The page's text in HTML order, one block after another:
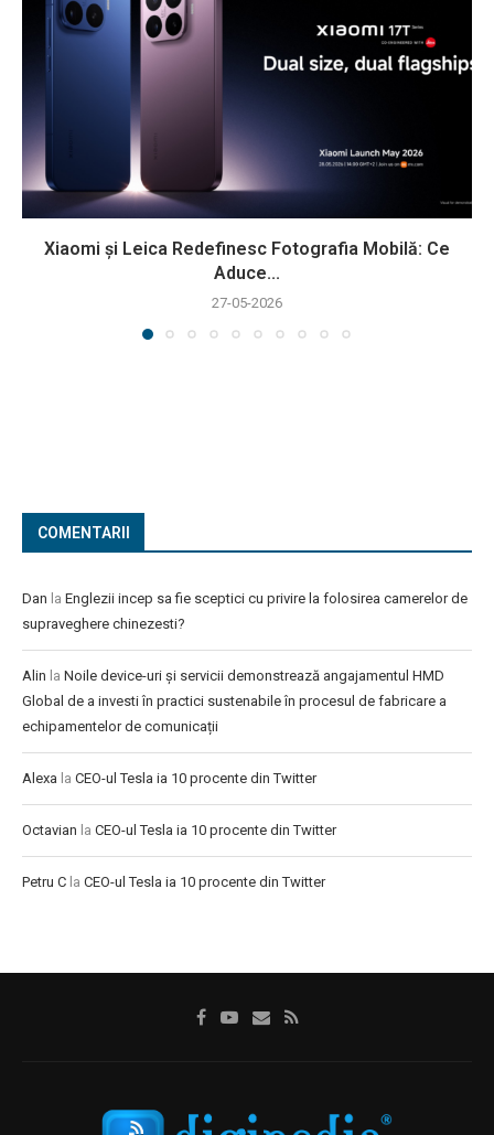
Xiaomi și Leica Redefinesc Fotografia Mobilă: Ce
Aduce...
27-05-2026
COMENTARII
Dan la Englezii incep sa fie sceptici cu privire la folosirea camerelor de
supraveghere chinezesti?
Alin la Noile device-uri și servicii demonstrează angajamentul HMD
Global de a investi în practici sustenabile în procesul de fabricare a
echipamentelor de comunicații
Alexa la CEO-ul Tesla ia 10 procente din Twitter
Octavian la CEO-ul Tesla ia 10 procente din Twitter
Petru C la CEO-ul Tesla ia 10 procente din Twitter